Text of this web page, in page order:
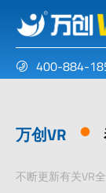
400-884-
万创VR
不断更新有关VR